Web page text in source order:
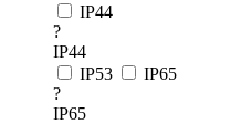
IP44
?
IP44
IP53
IP65
?
IP65